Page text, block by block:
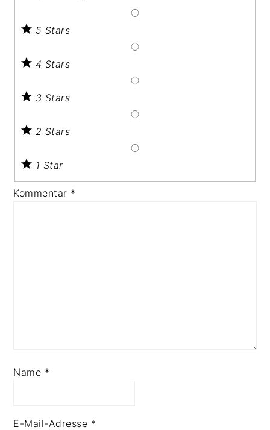
5 Stars
4 Stars
3 Stars
2 Stars
1 Star
Kommentar *
Name *
E-Mail-Adresse *